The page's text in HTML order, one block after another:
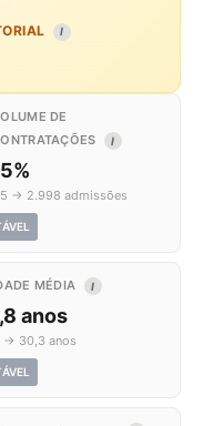
I
DE
I
→ 2.998 admissões
MÉDIA I
anos
→ 30,3 anos